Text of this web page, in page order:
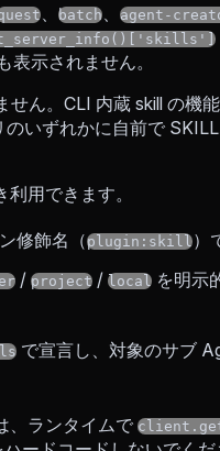
batch agent-
示されません。
ん。CLI 内蔵 skill の機能
いずれかに自前で
用できます。
修飾名（plugin:skill）
/ project / local を明示
で宣言し、対象のサブ
、ランタイムで